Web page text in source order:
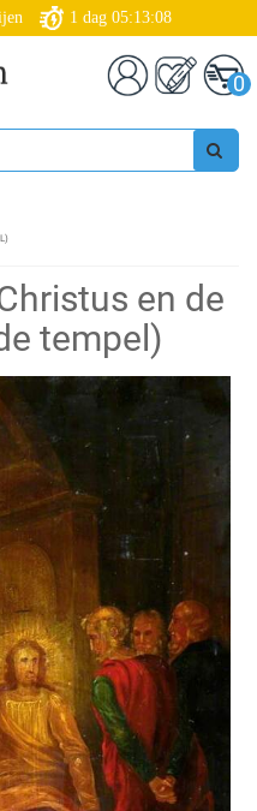
1 dag 05:13:08
0
en de
tempel)